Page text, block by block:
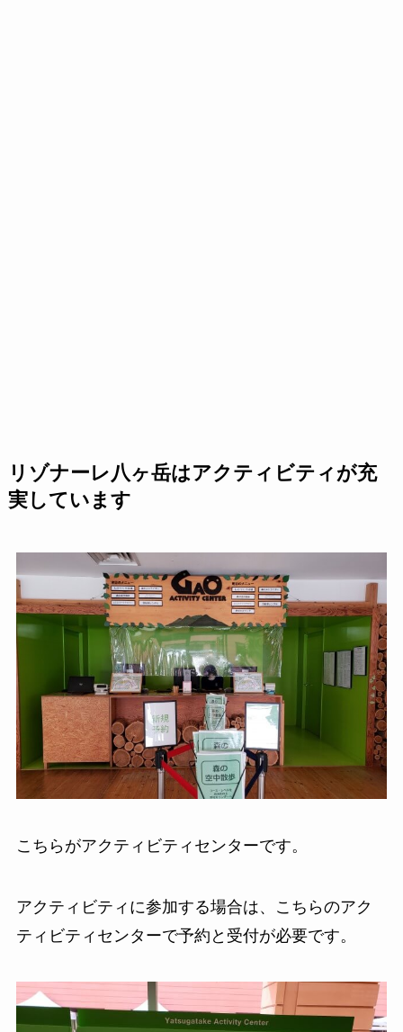
リゾナーレ八ヶ岳はアクティビティが充
実しています
こちらがアクティビティセンターです。
アクティビティに参加する場合は、こちらのアク
ティビティセンターで予約と受付が必要です。